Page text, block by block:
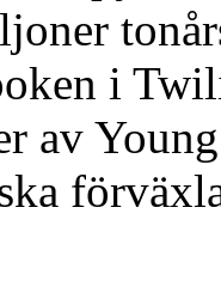
i
av